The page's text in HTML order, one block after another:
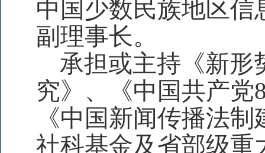
中国少数民族地区
副理事长。
承担或主持《新形
究》、《中国共产党
《中国新闻传播法
社科基金及省部级重